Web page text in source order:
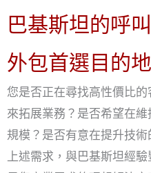
巴基斯坦的呼
外包首選目的地
您是否正在尋找高性價比
來拓展業務？是否希望在
規模？是否有意在提升技
上述需求，與巴基斯坦經